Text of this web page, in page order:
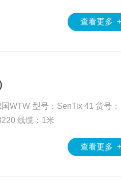
查看更多 +
货号：103
635 适用仪器：PH 3110、PH 3210、PH 3310、Multi 3220 线缆：1米
查看更多 +